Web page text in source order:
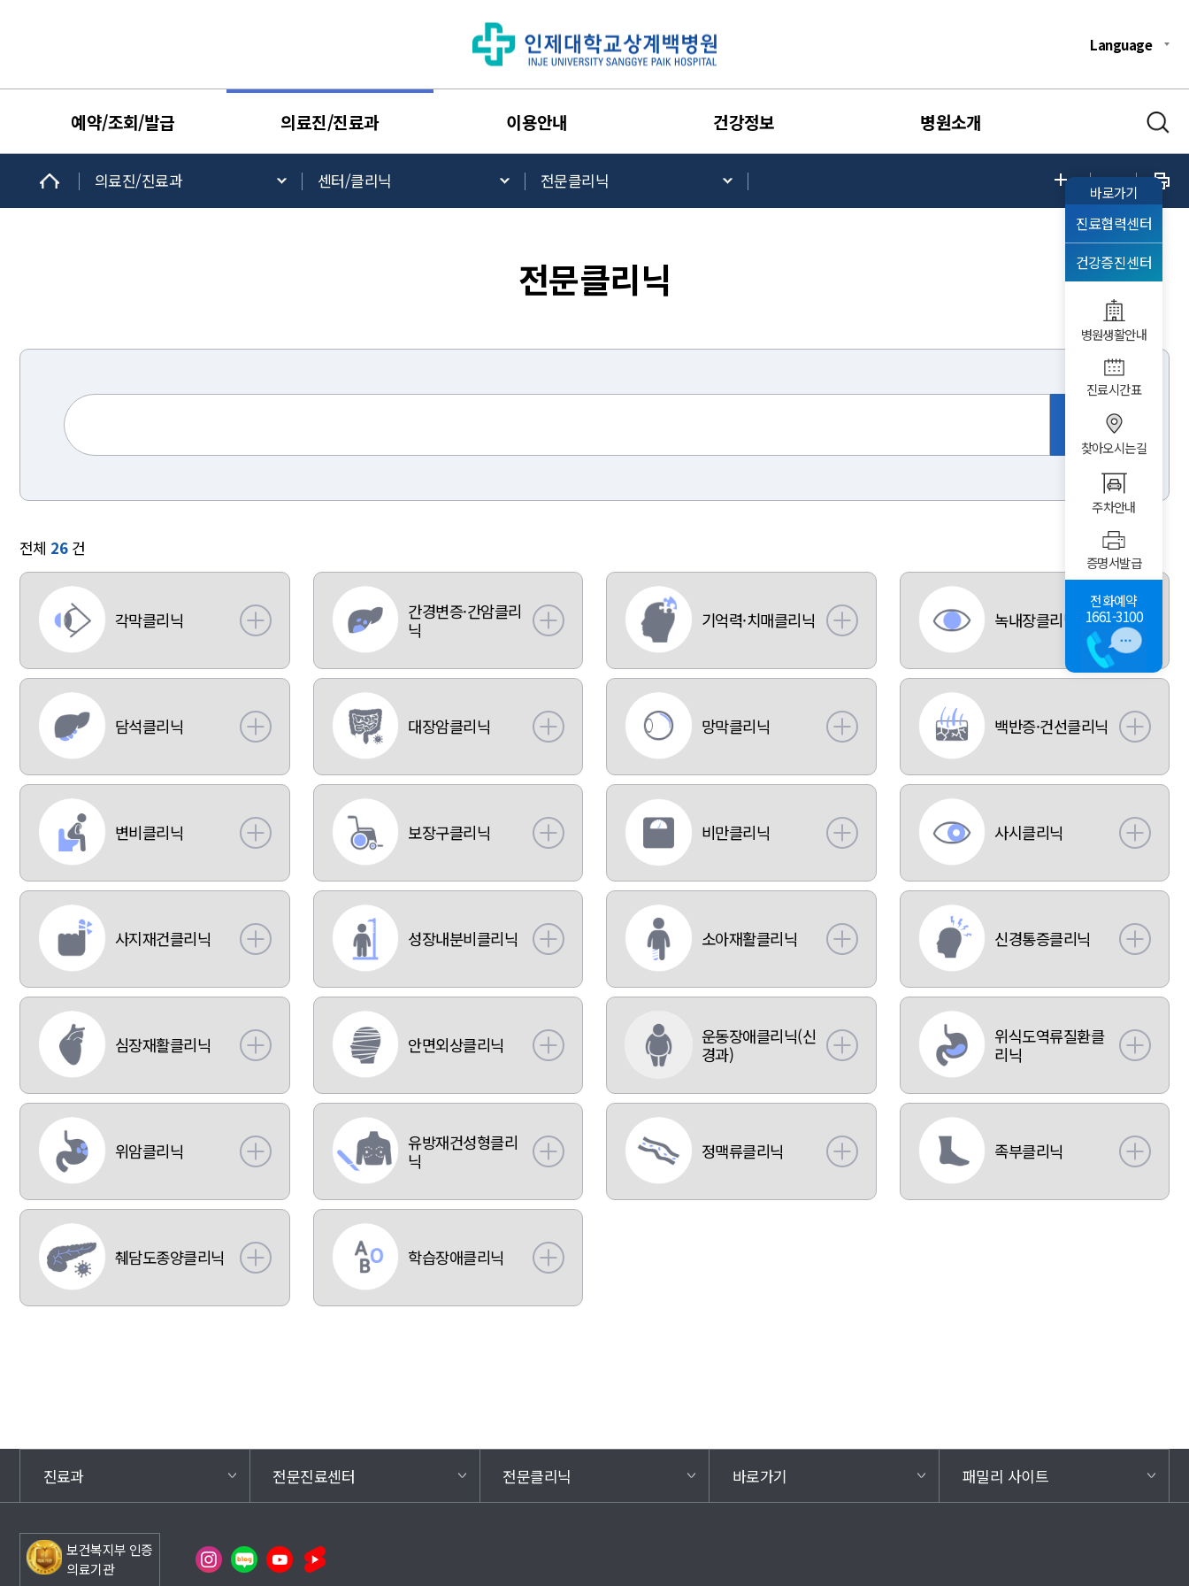
Language
예약/조회/발급 의료진/진료과 이용안내 건강정보 병원소개
의료진/진료과 센터/클리닉 전문클리닉
전문클리닉
전체 26건
각막클리닉
간경변증·간암클리
닉
기억력·치매클리닉 녹내장클리닉
담석클리닉 대장암클리닉 망막클리닉 백반증·건선클리닉
변비클리닉 보장구클리닉 비만클리닉 사시클리닉
사지재건클리닉 성장내분비클리닉 소아재활클리닉 신경통증클리닉
심장재활클리닉 안면외상클리닉
운동장애클리닉(신
경과)
위식도역류질환클
리닉
위암클리닉
유방재건성형클리
닉
정맥류클리닉 족부클리닉
췌담도종양클리닉 학습장애클리닉
바로가기
진료협력센터
건강증진센터
병원생활안내
진료시간표
찾아오시는길
주차안내
증명서발급
전화예약
1661-3100
진료과 전문진료센터 전문클리닉 바로가기 패밀리 사이트
보건복지부 인증
의료기관